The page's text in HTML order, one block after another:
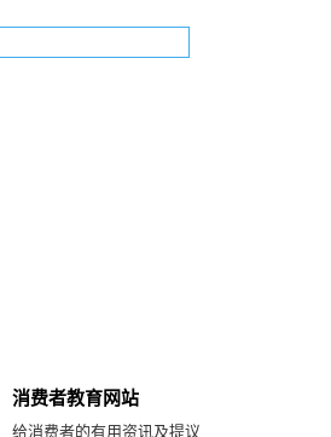
消费者教育网站
给消费者的有用资讯及提议